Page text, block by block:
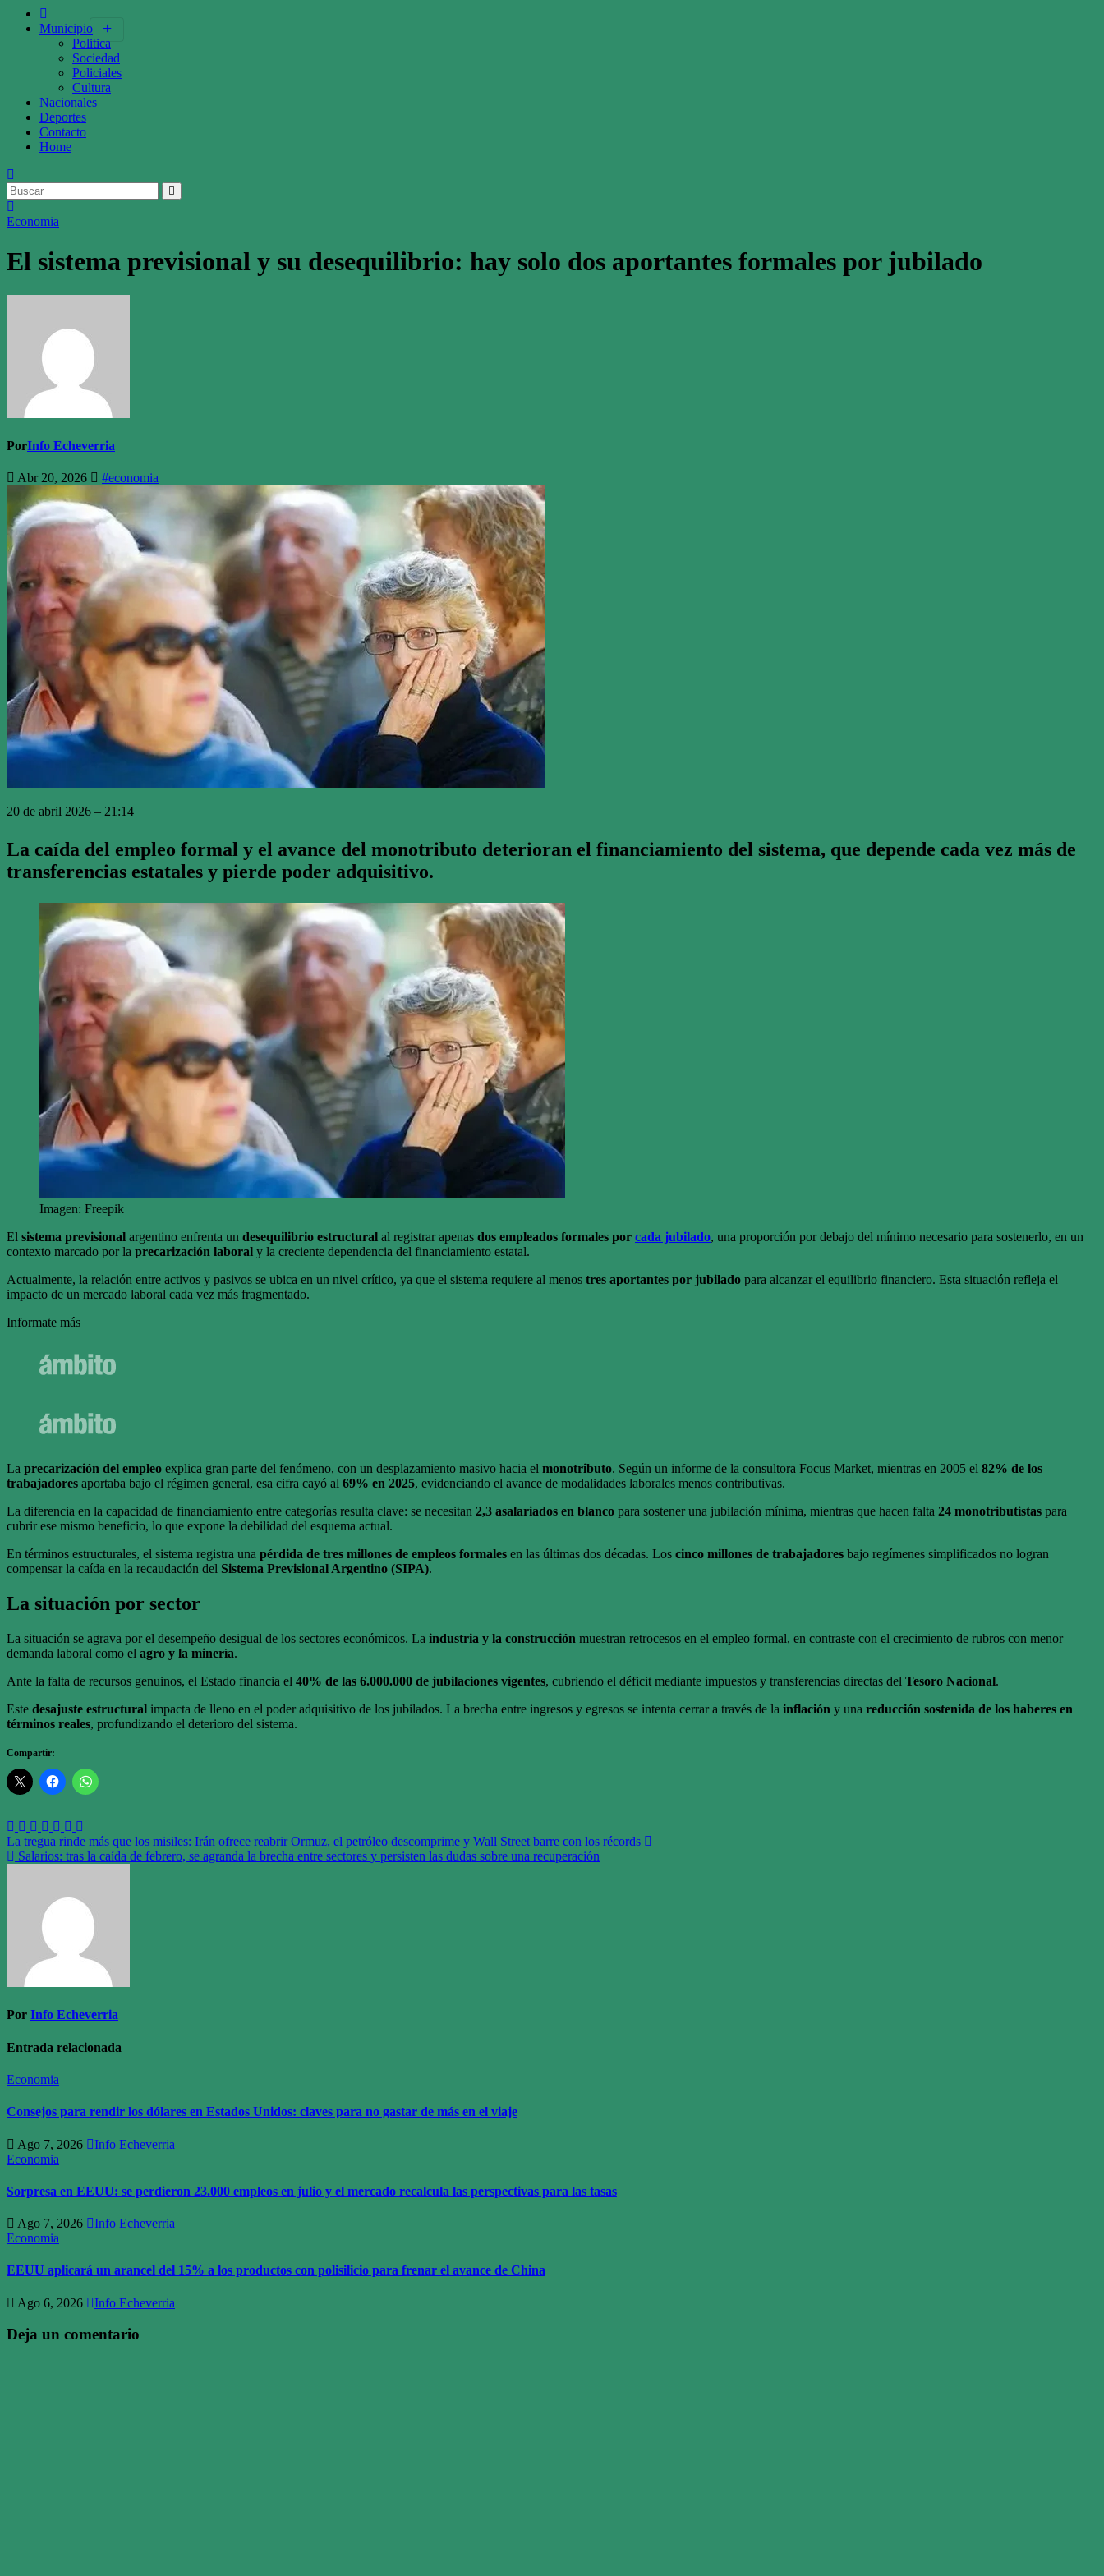
Municipio
Politica
Sociedad
Policiales
Cultura
Nacionales
Deportes
Contacto
Home
Economia
El sistema previsional y su desequilibrio: hay solo dos aportantes formales por jubilado
PorInfo Echeverria
Abr 20, 2026 #economia
20 de abril 2026 – 21:14
La caída del empleo formal y el avance del monotributo deterioran el financiamiento del sistema, que depende cada vez más de
transferencias estatales y pierde poder adquisitivo.
Imagen: Freepik
El sistema previsional argentino enfrenta un desequilibrio estructural al registrar apenas dos empleados formales por cada jubilado, una proporción por debajo del mínimo necesario para sostenerlo, en un
contexto marcado por la precarización laboral y la creciente dependencia del financiamiento estatal.
Actualmente, la relación entre activos y pasivos se ubica en un nivel crítico, ya que el sistema requiere al menos tres aportantes por jubilado para alcanzar el equilibrio financiero. Esta situación refleja el
impacto de un mercado laboral cada vez más fragmentado.
Informate más
La precarización del empleo explica gran parte del fenómeno, con un desplazamiento masivo hacia el monotributo. Según un informe de la consultora Focus Market, mientras en 2005 el 82% de los
trabajadores aportaba bajo el régimen general, esa cifra cayó al 69% en 2025, evidenciando el avance de modalidades laborales menos contributivas.
La diferencia en la capacidad de financiamiento entre categorías resulta clave: se necesitan 2,3 asalariados en blanco para sostener una jubilación mínima, mientras que hacen falta 24 monotributistas para
cubrir ese mismo beneficio, lo que expone la debilidad del esquema actual.
En términos estructurales, el sistema registra una pérdida de tres millones de empleos formales en las últimas dos décadas. Los cinco millones de trabajadores bajo regímenes simplificados no logran
compensar la caída en la recaudación del Sistema Previsional Argentino (SIPA).
La situación por sector
La situación se agrava por el desempeño desigual de los sectores económicos. La industria y la construcción muestran retrocesos en el empleo formal, en contraste con el crecimiento de rubros con menor
demanda laboral como el agro y la minería.
Ante la falta de recursos genuinos, el Estado financia el 40% de las 6.000.000 de jubilaciones vigentes, cubriendo el déficit mediante impuestos y transferencias directas del Tesoro Nacional.
Este desajuste estructural impacta de lleno en el poder adquisitivo de los jubilados. La brecha entre ingresos y egresos se intenta cerrar a través de la inflación y una reducción sostenida de los haberes en
términos reales, profundizando el deterioro del sistema.
Compartir:
Navegación
de
La tregua rinde más que los misiles: Irán ofrece reabrir Ormuz, el petróleo descomprime y Wall Street barre con los récords
Salarios: tras la caída de febrero, se agranda la brecha entre sectores y persisten las dudas sobre una recuperación
Por Info Echeverria
Entrada relacionada
Economia
Consejos para rendir los dólares en Estados Unidos: claves para no gastar de más en el viaje
Ago 7, 2026
Info Echeverria
Economia
Sorpresa en EEUU: se perdieron 23.000 empleos en julio y el mercado recalcula las perspectivas para las tasas
Ago 7, 2026
Info Echeverria
Economia
EEUU aplicará un arancel del 15% a los productos con polisilicio para frenar el avance de China
Ago 6, 2026 Info Echeverria
Deja un comentario